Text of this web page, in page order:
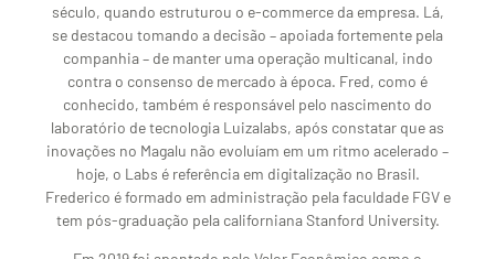
século, quando estruturou o e-commerce da empresa. Lá,
se destacou tomando a decisão – apoiada fortemente pela
companhia – de manter uma operação multicanal, indo
contra o consenso de mercado à época. Fred, como é
conhecido, também é responsável pelo nascimento do
laboratório de tecnologia Luizalabs, após constatar que as
inovações no Magalu não evoluíam em um ritmo acelerado –
hoje, o Labs é referência em digitalização no Brasil.
Frederico é formado em administração pela faculdade FGV e
tem pós-graduação pela californiana Stanford University.